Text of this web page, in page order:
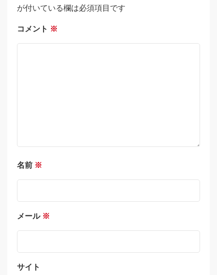
が付いている欄は必須項目です
コメント ※
名前 ※
メール ※
サイト